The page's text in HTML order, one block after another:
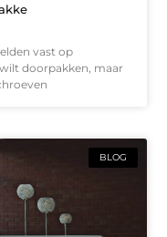
vast op
doorpakken, maar
BLOG